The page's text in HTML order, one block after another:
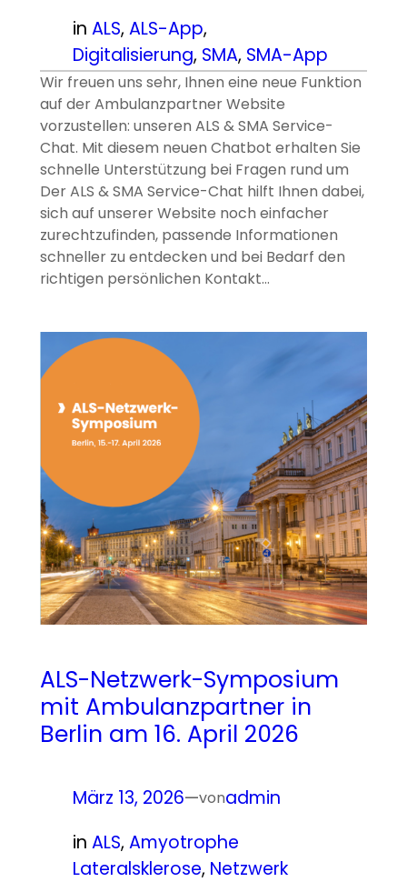
in ALS, ALS-App
Digitalisierung, SMA, SMA-App
Wir freuen uns sehr, Ihnen eine neue Funktion
auf der Ambulanzpartner Website
vorzustellen: unseren ALS & SMA Service-
Chat. Mit diesem neuen Chatbot erhalten Sie
schnelle Unterstützung bei Fragen rund um
Der ALS & SMA Service-Chat hilft Ihnen dabei,
sich auf unserer Website noch einfacher
zurechtzufinden, passende Informationen
schneller zu entdecken und bei Bedarf den
richtigen persönlichen Kontakt…
ALS-Netzwerk-Symposium
mit Ambulanzpartner in
Berlin am 16. April 2026
März 13, 2026—vonadmin
in ALS, Amyotrophe
Lateralsklerose, Netzwerk